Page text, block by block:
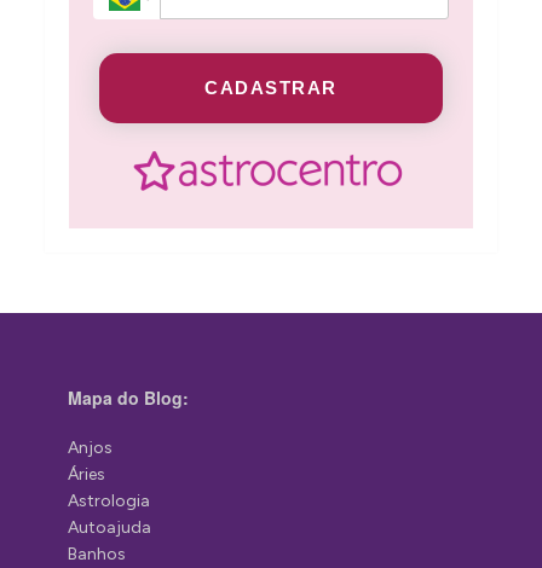
CADASTRAR
Mapa do Blog:
Anjos
Áries
Astrologia
Autoajuda
Banhos